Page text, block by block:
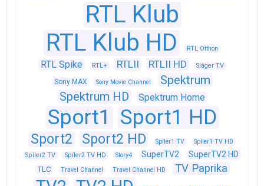
RTL Klub
RTL Klub HD
RTL Otthon
RTL Spike RTL+ RTLII RTLII HD Sláger TV
Sony MAX Sony Movie Channel
Spektrum
Spektrum HD
Spektrum Home
Sport1 Sport1 HD
Sport2 Sport2 HD Spíler1 TV
Spíler1 TV HD
Spíler2 TV
Spíler2 TV HD Story4 SuperTV2 SuperTV2 HD
TLC Travel Channel Travel Channel HD TV Paprika